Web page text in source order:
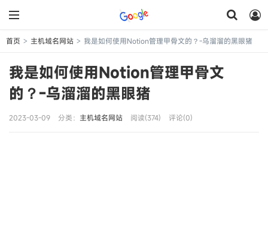
首页 > 主机域名网站 > 我是如何使用Notion管理甲骨文的？-乌溜溜的黑眼猪
我是如何使用Notion管理甲骨文
的？-乌溜溜的黑眼猪
2023-03-09 分类： 主机域名网站 阅读(374) 评论(0)